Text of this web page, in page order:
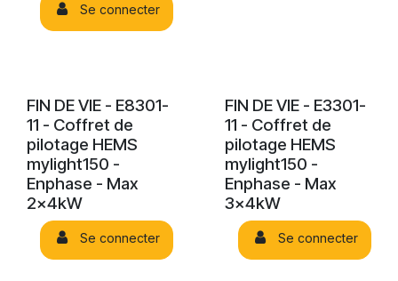
Se connecter
FIN DE VIE - E8301-
11 - Coffret de
pilotage HEMS
mylight150 -
Enphase - Max
2x4kW
Se connecter
FIN DE VIE - E3301-
11 - Coffret de
pilotage HEMS
mylight150 -
Enphase - Max
3x4kW
Se connecter